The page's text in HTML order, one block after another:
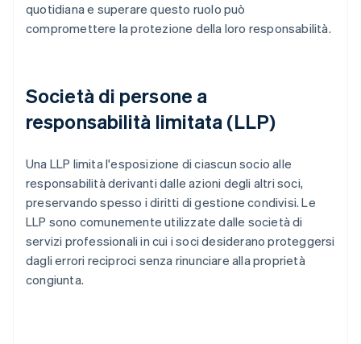
quotidiana e superare questo ruolo può
compromettere la protezione della loro responsabilità.
Società di persone a
responsabilità limitata (LLP)
Una LLP limita l'esposizione di ciascun socio alle
responsabilità derivanti dalle azioni degli altri soci,
preservando spesso i diritti di gestione condivisi. Le
LLP sono comunemente utilizzate dalle società di
servizi professionali in cui i soci desiderano proteggersi
dagli errori reciproci senza rinunciare alla proprietà
congiunta.